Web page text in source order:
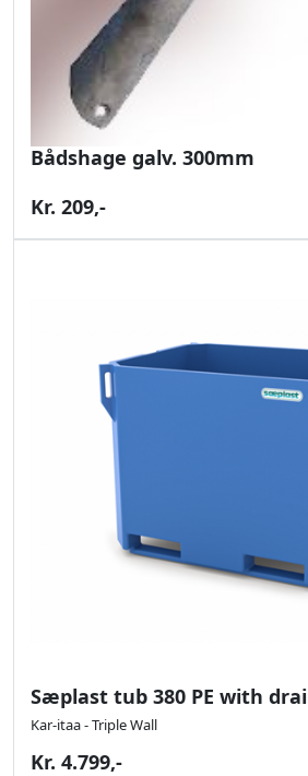
Bådshage galv. 300mm
Kr. 209,-
Sæplast tub 380 PE with
Kar-itaa - Triple Wall
Kr. 4.799,-